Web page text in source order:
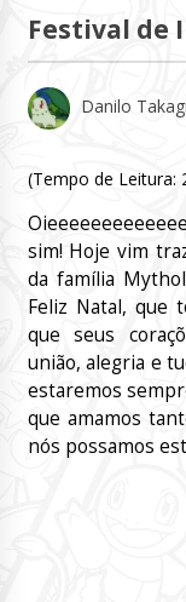
Festival de
Danilo Takagi
(Tempo de Leitura:
sim! Hoje vim
da família
Feliz Natal, que
que seus
união, alegria e
estaremos
que amamos
nós possamos